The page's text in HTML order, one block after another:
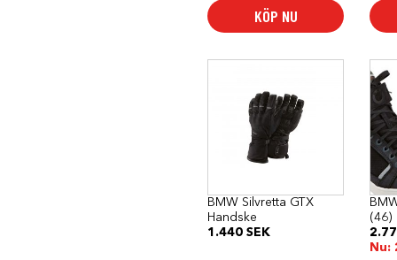
KÖP NU
BMW Silvretta GTX
Handske
1.440 SEK
produkten
varianter.
kan
väljas
på
produktsidan
(46)
Nu: